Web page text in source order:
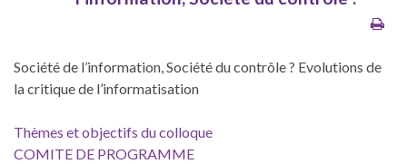
Société de l’information, Société du contrôle ? Evolutions de
la critique de l’informatisation
Thèmes et objectifs du colloque
COMITE DE PROGRAMME